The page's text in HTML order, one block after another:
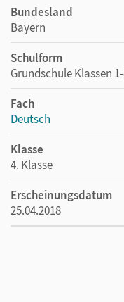
Bundesland
Bayern
Schulform
Grundschule Klassen
Fach
Deutsch
Klasse
4. Klasse
Erscheinungsdatum
25.04.2018